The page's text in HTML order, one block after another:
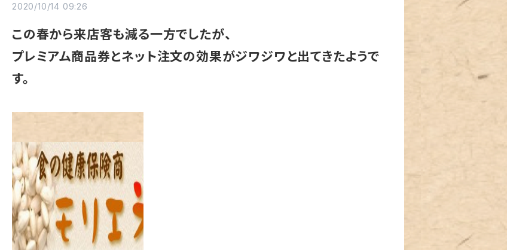
2020/10/14 09:26
この春から来店客も減る一方でしたが、
プレミアム商品券とネット注文の効果がジワジワと出てきたようで
す。